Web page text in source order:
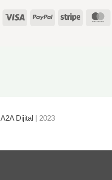
Visa PayPalStripe
A2A Dijital| 2023